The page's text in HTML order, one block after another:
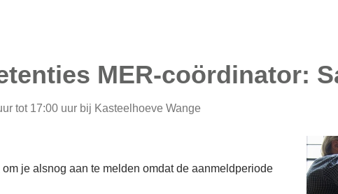
MER-coördinator:
tot 17:00 uur bij Kasteelhoeve Wange
je alsnog aan te melden omdat de aanmeldperiode